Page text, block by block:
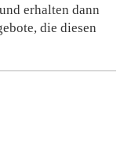
erhalten dann
die diesen